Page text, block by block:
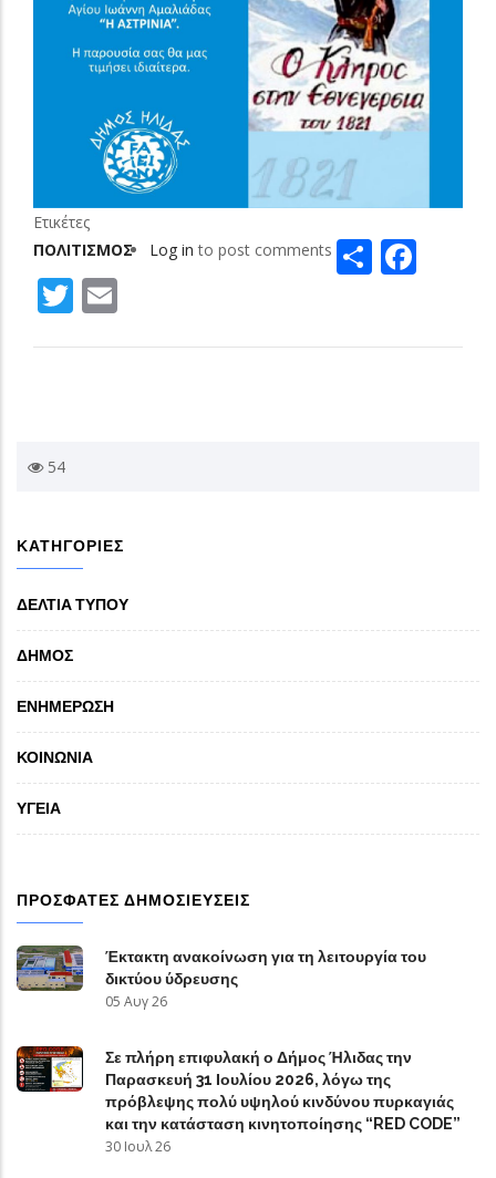
Ετικέτες
ΠΟΛΙΤΙΣΜΟΣ
Log in to post comments Share
Twitter
54
ΚΑΤΗΓΟΡΙΕΣ
ΔΕΛΤΙΑ ΤΥΠΟΥ
ΔΗΜΟΣ
ΕΝΗΜΕΡΩΣΗ
ΚΟΙΝΩΝΙΑ
ΥΓΕΙΑ
ΠΡΟΣΦΑΤΕΣ ΔΗΜΟΣΙΕΥΣΕΙΣ
Έκτακτη ανακοίνωση για τη λειτουργία του
δικτύου ύδρευσης
05 Αυγ 26
Σε πλήρη επιφυλακή ο Δήμος Ήλιδας την
Παρασκευή 31 Ιουλίου 2026, λόγω της
πρόβλεψης πολύ υψηλού κινδύνου πυρκαγιάς
και την κατάσταση κινητοποίησης “RED CODE”
30 Ιουλ 26